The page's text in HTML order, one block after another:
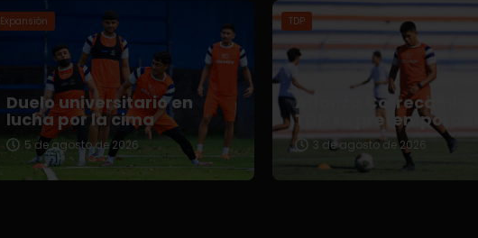
Expansión
Duelo universitario en
lucha por la cima
5 de agosto de 2026
TDP
Afianza Correcaminos
TDP su pretemporada
3 de agosto de 2026